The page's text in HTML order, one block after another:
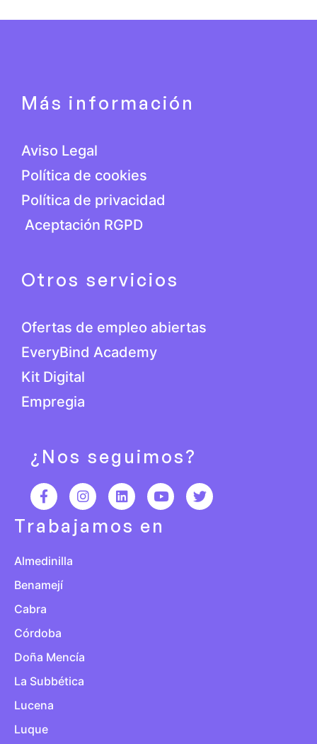
Más información
Aviso Legal
Política de cookies
Política de privacidad
Aceptación RGPD
Otros servicios
Ofertas de empleo abiertas
EveryBind Academy
Kit Digital
Empregia
¿Nos seguimos?
Trabajamos en
Almedinilla
Benamejí
Cabra
Córdoba
Doña Mencía
La Subbética
Lucena
Luque